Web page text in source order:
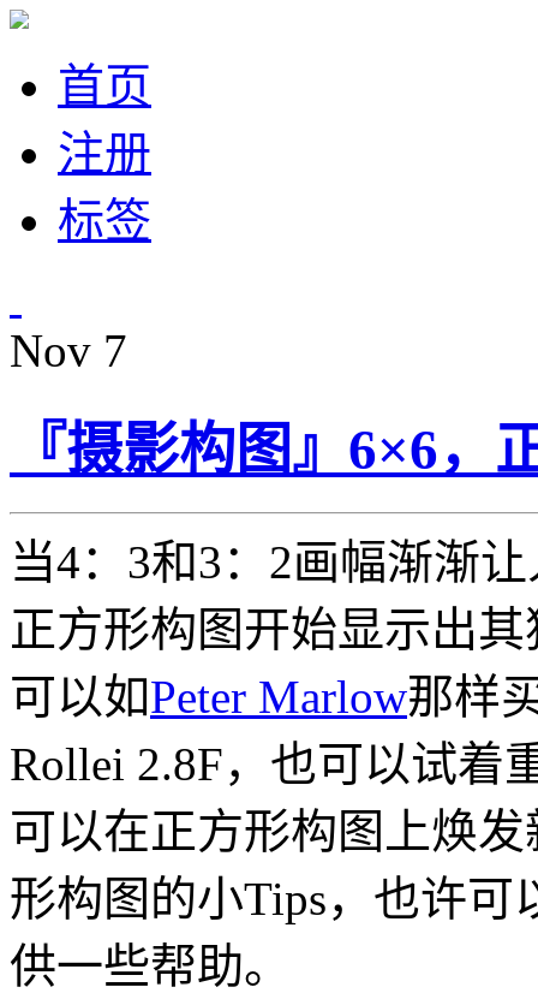
首页
注册
标签
Nov 7
『摄影构图』6×6，
当4：3和3：2画幅渐渐
正方形构图开始显示出
可以如Peter Marlow那样
Rollei 2.8F，也可以试着
可以在正方形构图上焕
形构图的小Tips，也许
供一些帮助。